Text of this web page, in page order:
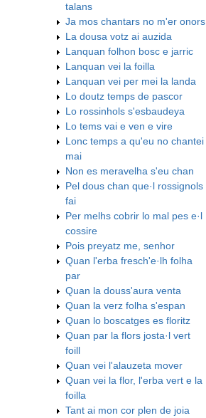
talans
Ja mos chantars no m'er onors
La dousa votz ai auzida
Lanquan folhon bosc e jarric
Lanquan vei la foilla
Lanquan vei per mei la landa
Lo doutz temps de pascor
Lo rossinhols s'esbaudeya
Lo tems vai e ven e vire
Lonc temps a qu'eu no chantei
mai
Non es meravelha s'eu chan
Pel dous chan que·l rossignols
fai
Per melhs cobrir lo mal pes e·l
cossire
Pois preyatz me, senhor
Quan l'erba fresch'e·lh folha
par
Quan la douss'aura venta
Quan la verz folha s'espan
Quan lo boscatges es floritz
Quan par la flors josta·l vert
foill
Quan vei l'alauzeta mover
Quan vei la flor, l'erba vert e la
foilla
Tant ai mon cor plen de joia